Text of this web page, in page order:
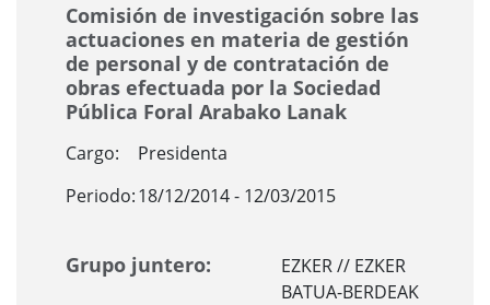
Comisión de investigación sobre las
actuaciones en materia de gestión
de personal y de contratación de
obras efectuada por la Sociedad
Pública Foral Arabako Lanak
Cargo:
Presidenta
Periodo:18/12/2014 - 12/03/2015
Grupo juntero:
EZKER // EZKER
BATUA-BERDEAK